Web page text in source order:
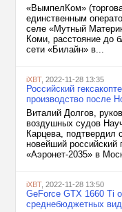
«ВымпелКом»
единственным
селе «Мутный
Коми, расстояние до
сети «Билайн» в...
iXBT, 2022-11-28 13:35
Российский
производство после
Виталий Долгов,
воздушных судов
Карцева, подтвердил
новейший российский
«Аэронет-2035» в
iXBT, 2022-11-28 13:50
GeForce GTX 1660 Ti
среднебюджетных